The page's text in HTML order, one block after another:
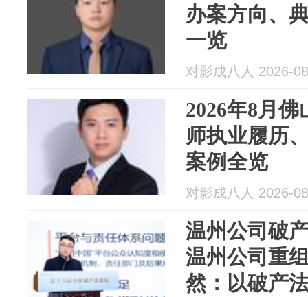
办案方向、
一览
对影成八人 2026-
2026年8月
师执业履历
案例全览
对影成八人 2026-
温州公司破
温州公司重
然：以破产